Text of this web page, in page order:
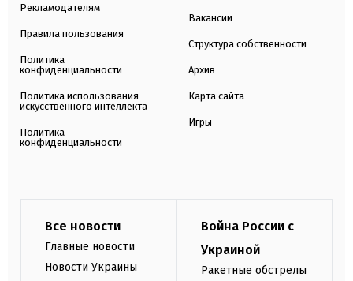
Рекламодателям
Правила пользования
Политика
конфиденциальности
Политика использования
искусственного интеллекта
Политика
конфиденциальности
Вакансии
Структура собственности
Архив
Карта сайта
Игры
Все новости
Главные новости
Новости Украины
Война России с
Украиной
Ракетные обстрелы